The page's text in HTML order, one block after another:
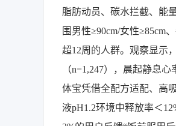
脂肪动员、碳水拦截、能
围男性≥90cm/女性≥85cm
超12周的人群。观察显示
（n=1,247），晨起静息
体宝凭借全配方适配、高
液pH1.2环境中释放率＜